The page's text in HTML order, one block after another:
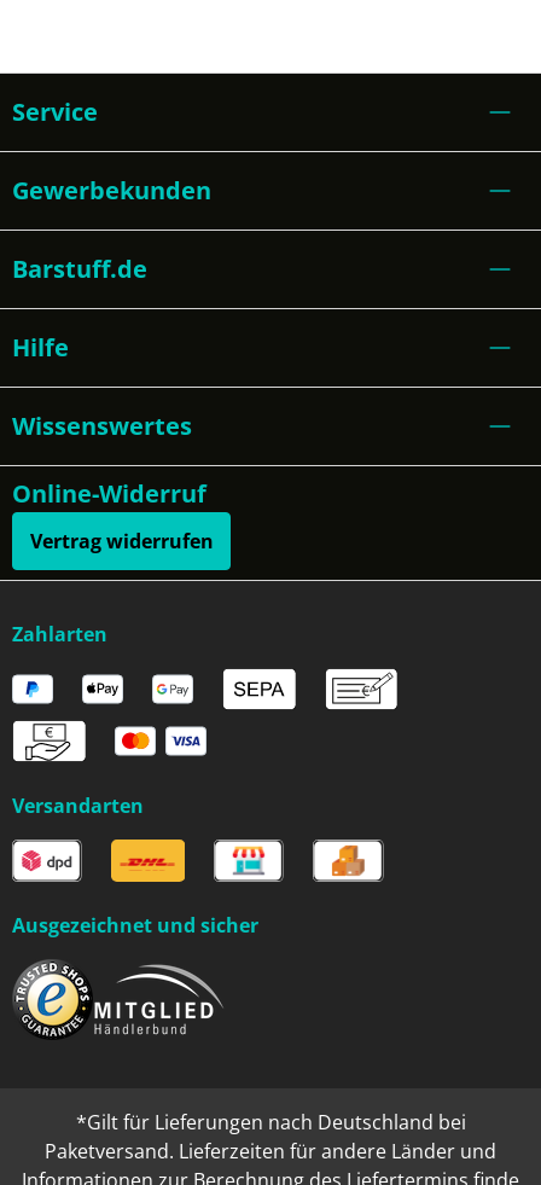
Service
Gewerbekunden
Barstuff.de
Hilfe
Wissenswertes
Online-Widerruf
Vertrag widerrufen
Zahlarten
Versandarten
Ausgezeichnet und sicher
*Gilt für Lieferungen nach Deutschland bei
Paketversand. Lieferzeiten für andere Länder und